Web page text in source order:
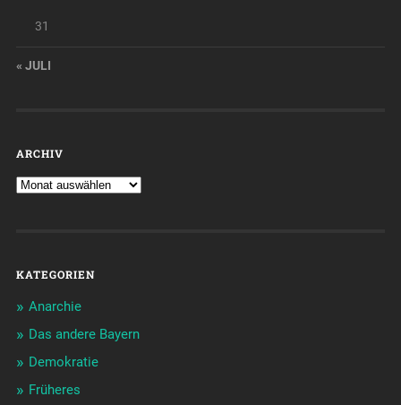
31
« JULI
ARCHIV
KATEGORIEN
Anarchie
Das andere Bayern
Demokratie
Früheres